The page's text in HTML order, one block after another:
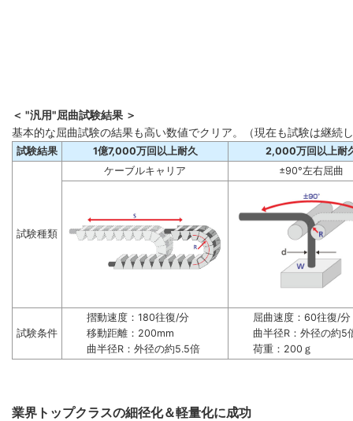
＜ "汎用"屈曲試験結果 ＞
基本的な屈曲試験の結果も高い数値でクリア。（現在も試験は継続
試験結果 1億7,000万回以上耐久 2,000万回以上耐
試験種類
ケーブルキャリア ±90°左右屈曲
試験条件
摺動速度：180往復/分
移動距離：200mm
曲半径R：外径の約5.5倍
屈曲速度：60往復/分
曲半径R：外径の約5
荷重：200ｇ
業界トップクラスの細径化＆軽量化に成功